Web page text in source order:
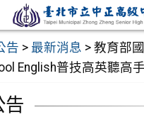
告 > 最新消息 > 教育部
English普技高英聽高
告